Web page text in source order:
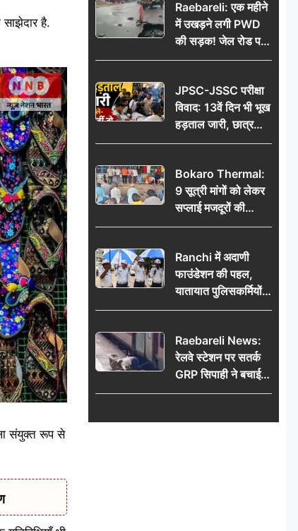
है.
संयुक्त रूप से
Raebareli: एक महीने
में उखड़ने लगी PWD
की सड़क! जेल रोड पर
गड्ढे ने खोली निर्माण
की उठी मांग
JPSC-JSSC परीक्षा
विवाद: 13वें दिन भी भूख
हड़ताल जारी, छात्र
बोले- जांच नहीं तो
Bokaro Thermal:
9 सूत्री मांगों को लेकर
सप्लाई मजदूरों की
हुंकार, 12 अगस्त के
Ranchi में अदाणी
फाउंडेशन की पहल,
यातायात पुलिसकर्मियों
को वितरित किए गए छाते
Raebareli News:
रेलवे स्टेशन पर सतर्क
GRP सिपाही ने बचाई
महिला की जान, चलती
हादसा टला; घटना